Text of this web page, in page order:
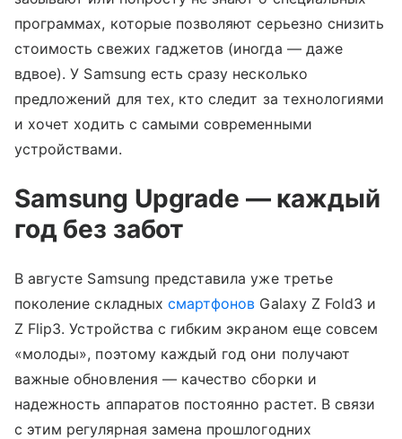
программах, которые позволяют серьезно снизить
стоимость свежих гаджетов (иногда — даже
вдвое). У Samsung есть сразу несколько
предложений для тех, кто следит за технологиями
и хочет ходить с самыми современными
устройствами.
Samsung Upgrade — каждый
год без забот
В августе Samsung представила уже третье
поколение складных смартфонов Galaxy Z Fold3 и
Z Flip3. Устройства с гибким экраном еще совсем
«молоды», поэтому каждый год они получают
важные обновления — качество сборки и
надежность аппаратов постоянно растет. В связи
с этим регулярная замена прошлогодних